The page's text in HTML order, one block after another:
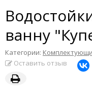
ванну
Категории:
Оставить отзыв